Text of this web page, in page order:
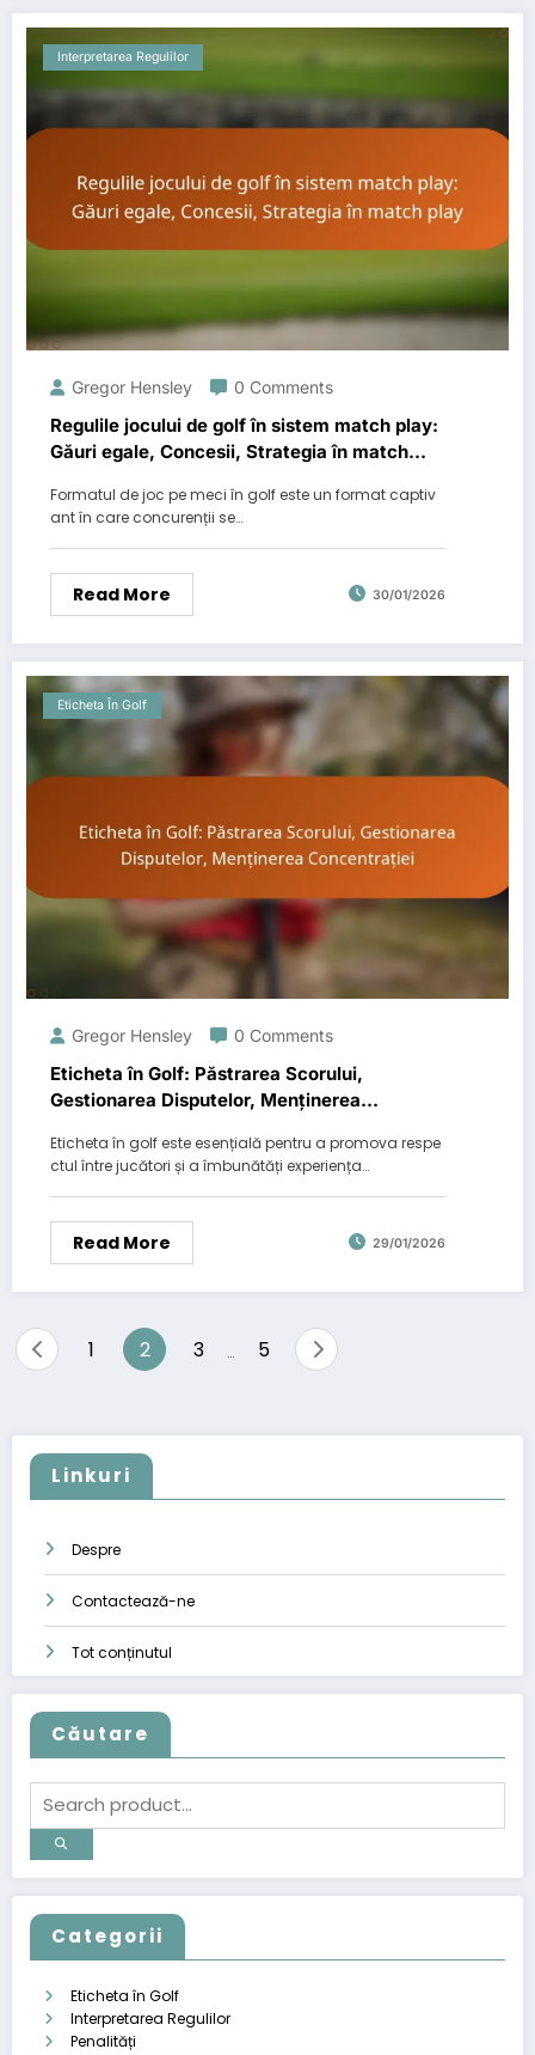
Interpretarea Regulilor
Gregor Hensley 0 Comments
Regulile jocului de golf în sistem match play:
Găuri egale, Concesii, Strategia în match
Formatul de joc pe meci în golf este un format captiv
ant în care concurenții se…
Read More 30/01/2026
Eticheta În Golf
Gregor Hensley 0 Comments
Eticheta în Golf: Păstrarea Scorului,
Gestionarea Disputelor, Menținerea
Eticheta în golf este esențială pentru a promova respe
ctul între jucători și a îmbunătăți experiența…
Read More 29/01/2026
Posts
1 2 3 5
Linkuri
Despre
Contactează-ne
Tot conținutul
Căutare
Categorii
Eticheta în Golf
Interpretarea Regulilor
Penalități